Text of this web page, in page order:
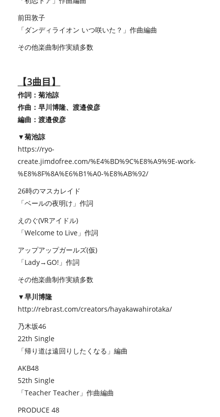
前田敦子
「ダンディライオン いつ咲いた？」作曲編曲
その他楽曲制作実績多数
【3曲目】
作詞：菊池諒
作曲：早川博隆、渡邉俊彦
編曲：渡邉俊彦
▼菊池諒
https://ryo-
create.jimdofree.com/%E4%BD%9C%E8%A9%9E-work-
%E8%8F%8A%E6%B1%A0-%E8%AB%92/
26時のマスカレイド
「ベールの夜明け」作詞
えのぐ(VRアイドル)
「Welcome to Live」作詞
アップアップガールズ(仮)
「Lady→GO!」作詞
その他楽曲制作実績多数
▼早川博隆
http://rebrast.com/creators/hayakawahirotaka/
乃木坂46
22th Single
「帰り道は遠回りしたくなる」編曲
AKB48
52th Single
「Teacher Teacher」作曲編曲
PRODUCE 48